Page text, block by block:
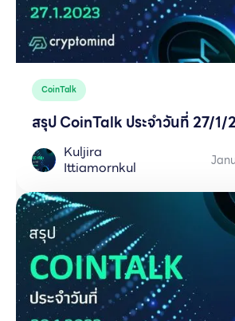
CoinTalk
สรุป CoinTalk ประจำวันที่ 27/1/
Kuljira
Ittiamornkul